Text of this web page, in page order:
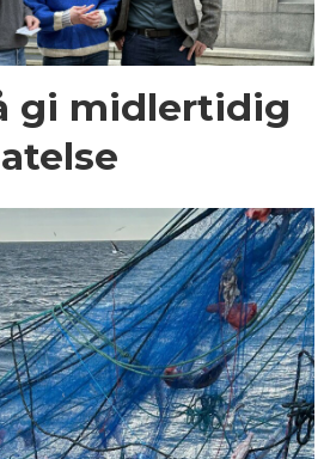
gi midlertidig